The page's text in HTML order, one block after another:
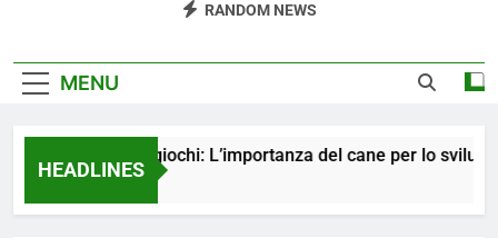
RANDOM NEWS
MENU
HEADLINES
Non solo giochi: L’importanza del cane per lo sviluppo
1 Anno Ago